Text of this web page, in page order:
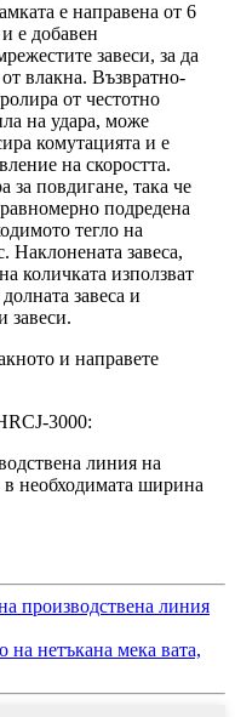
е направена от 6
е добавен
завеси, за да
влакна. Възвратно-
от честотно
на удара, може
комутацията и е
на скоростта.
за повдигане, така че
подредена
тегло на
Наклонената завеса,
количката използват
завеса и
завеси.
и направете
3000:
линия на
в необходимата ширина
производствена линия
на нетъкана мека вата,